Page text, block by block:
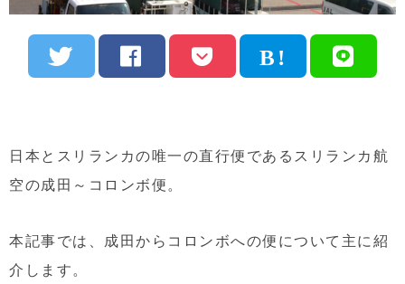
日本とスリランカの唯一の直行便であるスリランカ航
空の成田～コロンボ便。
本記事では、成田からコロンボへの便について主に紹
介します。